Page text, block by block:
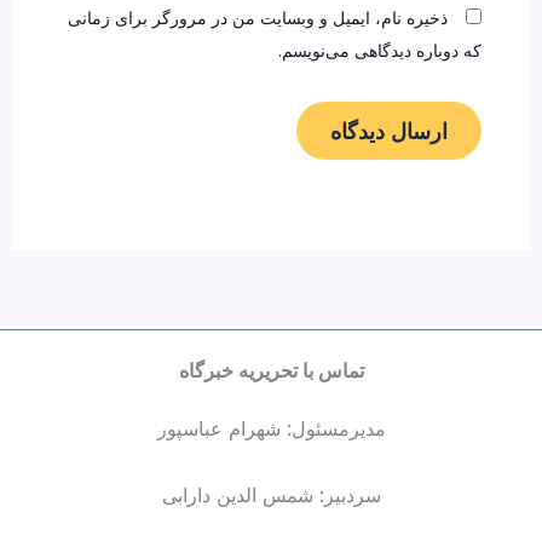
ذخیره نام، ایمیل و وبسایت من در مرورگر برای زمانی
که دوباره دیدگاهی می‌نویسم.
تماس با تحریریه خبرگاه
مدیرمسئول: شهرام عباسپور
سردبیر: شمس الدین دارابی